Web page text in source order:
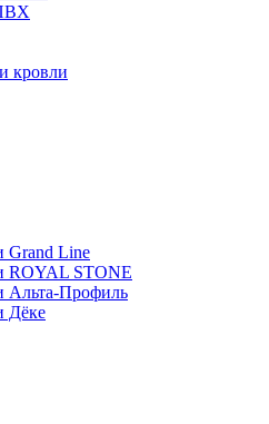
кровли
Grand Line
ROYAL STONE
Альта-Профиль
Дёке